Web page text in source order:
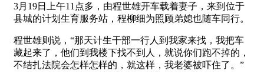
3月19日上午11点多，由程世雄开车载着妻子，来到位于
县城的计划生育服务站，程柳细为照顾弟媳也随车同行。
程世雄则说，“那天计生干部一行人到我家来找，我把车
藏起来了，他们到我楼下找不到人，就说你们跑不掉的，
不结扎法院会怎样怎样的，就这样，我老婆被吓住了。”